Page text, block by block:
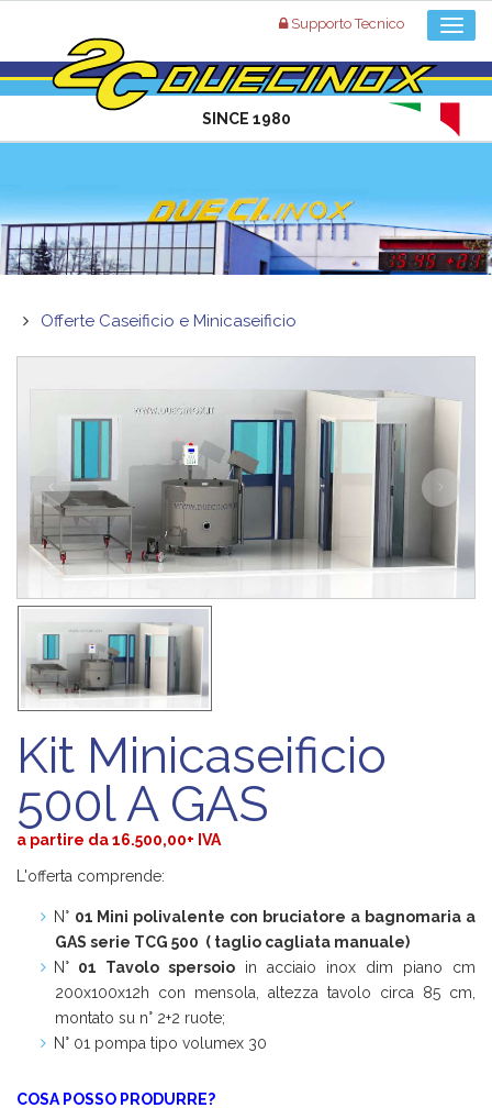
Supporto Tecnico
SINCE 1980
Offerte Caseificio e Minicaseificio
Kit Minicaseificio
500l A GAS
a partire da 16.500,00+ IVA
L'offerta comprende:
N° 01 Mini polivalente con bruciatore a bagnomaria a
GAS serie TCG 500 ( taglio cagliata manuale)
N°01 Tavolo spersoioin acciaio inox dim piano cm
200x100x12h con mensola, altezza tavolo circa 85 cm,
montato su n° 2+2 ruote;
N° 01 pompa tipo volumex 30
COSA POSSO PRODURRE?